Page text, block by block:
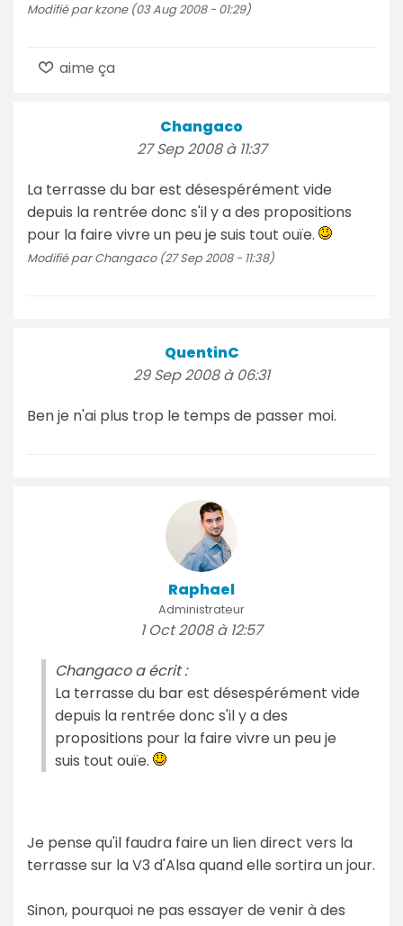
Modifié par kzone (03 Aug 2008 - 01:29)
aime ça
Changaco
27 Sep 2008 à 11:37
La terrasse du bar est désespérément vide
depuis la rentrée donc s'il y a des propositions
pour la faire vivre un peu je suis tout ouïe.
Modifié par Changaco (27 Sep 2008 - 11:38)
QuentinC
29 Sep 2008 à 06:31
Ben je n'ai plus trop le temps de passer moi.
Raphael
Administrateur
1 Oct 2008 à 12:57
Changaco a écrit :
La terrasse du bar est désespérément vide
depuis la rentrée donc s'il y a des
propositions pour la faire vivre un peu je
suis tout ouïe.
Je pense qu'il faudra faire un lien direct vers la
terrasse sur la V3 d'Alsa quand elle sortira un jour.
Sinon, pourquoi ne pas essayer de venir à des